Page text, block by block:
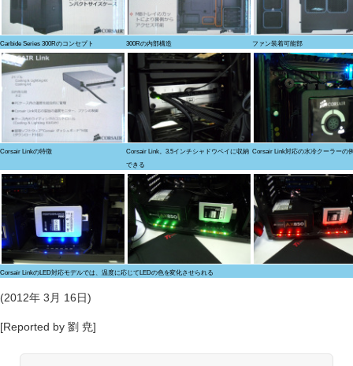
Carbide Series 300Rのコンセプト 300Rの内部構造 ファン装着可能部
Corsair Linkの特徴
Corsair Link。3.5インチシャドウベイに収納
できる
Corsair Link対応の水冷クーラーの
Corsair LinkのLED対応モデルでは、温度に応じてLEDの色を変化させられる
(2012年 3月 16日)
[Reported by 劉 尭]